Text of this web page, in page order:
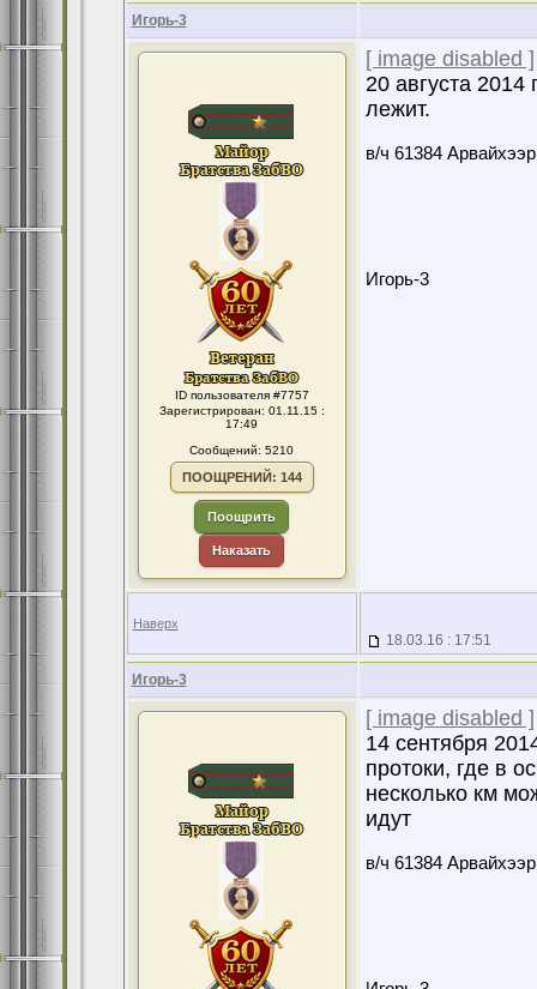
Игорь-3
ID пользователя #7757
Зарегистрирован: 01.11.15 :
17:49
Сообщений: 5210
ПООЩРЕНИЙ: 144
Поощрить
Наказать
[ image disabled ]
20 августа
лежит.
в/ч 61384
Игорь-3
Наверх
18.03.16 : 17:51
Игорь-3
[ image disabled ]
14 сентября
протоки, где в
несколько км
идут
в/ч 61384